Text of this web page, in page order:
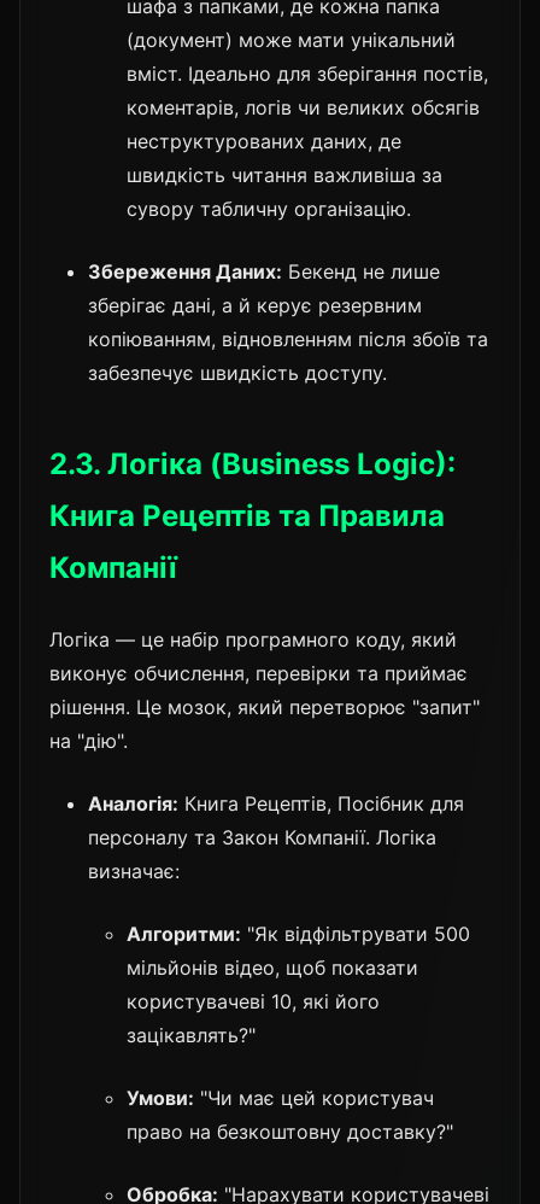
шафа з папками, де кожна папка
(документ) може мати унікальний
вміст. Ідеально для зберігання постів,
коментарів, логів чи великих обсягів
неструктурованих даних, де
швидкість читання важливіша за
сувору табличну організацію.
Збереження Даних: Бекенд не лише
зберігає дані, а й керує резервним
копіюванням, відновленням після збоїв та
забезпечує швидкість доступу.
2.3. Логіка (Business Logic):
Книга Рецептів та Правила
Компанії
Логіка — це набір програмного коду, який
виконує обчислення, перевірки та приймає
рішення. Це мозок, який перетворює "запит"
на "дію".
Аналогія: Книга Рецептів, Посібник для
персоналу та Закон Компанії. Логіка
визначає:
Алгоритми: "Як відфільтрувати 500
мільйонів відео, щоб показати
користувачеві 10, які його
зацікавлять?"
Умови: "Чи має цей користувач
право на безкоштовну доставку?"
Обробка: "Нарахувати користувачеві